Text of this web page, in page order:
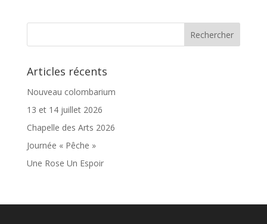
Articles récents
Nouveau colombarium
13 et 14 juillet 2026
Chapelle des Arts 2026
Journée « Pêche »
Une Rose Un Espoir